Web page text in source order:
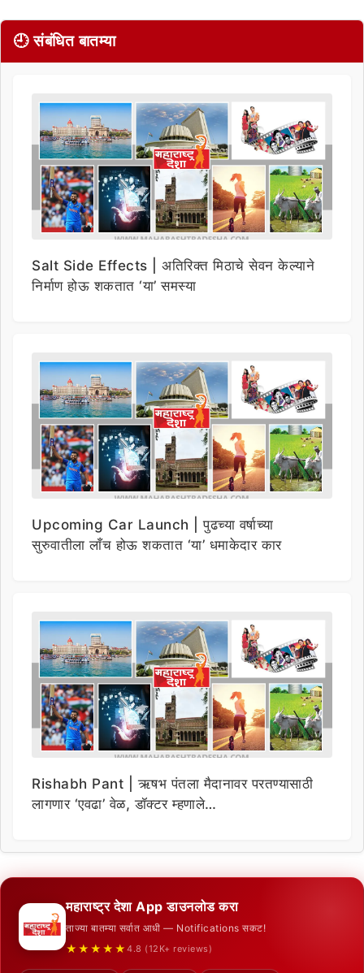
🕘 संबंधित बातम्या
Salt Side Effects | अतिरिक्त मिठाचे सेवन केल्याने
निर्माण होऊ शकतात ‘या’ समस्या
Upcoming Car Launch | पुढच्या वर्षाच्या
सुरुवातीला लाँच होऊ शकतात ‘या’ धमाकेदार कार
Rishabh Pant | ऋषभ पंतला मैदानावर परतण्यासाठी
लागणार ‘एवढा’ वेळ, डॉक्टर म्हणाले…
महाराष्ट्र देशा App डाउनलोड करा
ताज्या बातम्या सर्वात आधी — Notifications सकट!
★★★★★ 4.8 (12K+ reviews)